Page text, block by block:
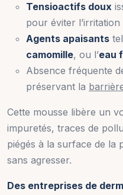
Tensioactifs doux
pour éviter
Agents apaisants
camomille, ou l’eau
Absence fréquente
préservant la
Cette mousse libère un
impuretés, traces de
piégés à la surface de la
sans agresser.
Des entreprises de